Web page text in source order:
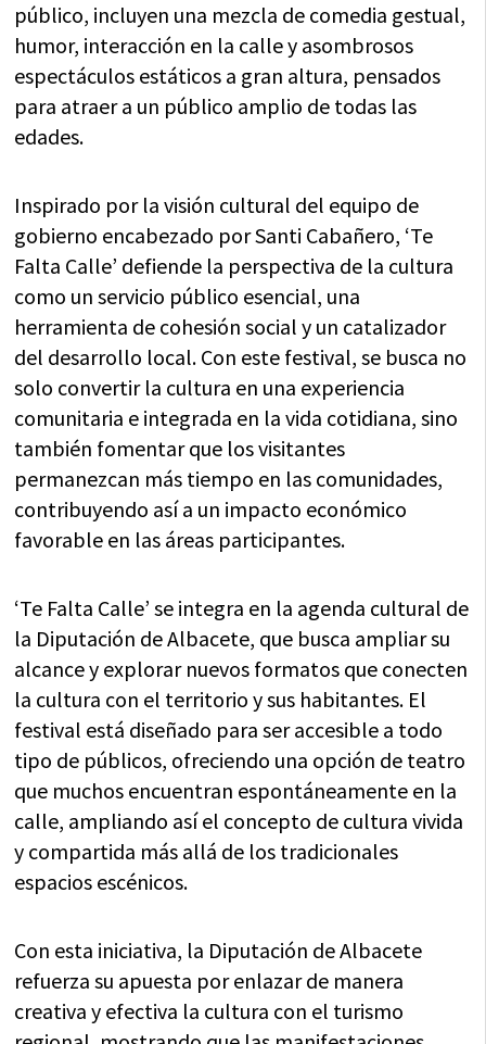
público, incluyen una mezcla de comedia gestual,
humor, interacción en la calle y asombrosos
espectáculos estáticos a gran altura, pensados
para atraer a un público amplio de todas las
edades.
Inspirado por la visión cultural del equipo de
gobierno encabezado por Santi Cabañero, ‘Te
Falta Calle’ defiende la perspectiva de la cultura
como un servicio público esencial, una
herramienta de cohesión social y un catalizador
del desarrollo local. Con este festival, se busca no
solo convertir la cultura en una experiencia
comunitaria e integrada en la vida cotidiana, sino
también fomentar que los visitantes
permanezcan más tiempo en las comunidades,
contribuyendo así a un impacto económico
favorable en las áreas participantes.
‘Te Falta Calle’ se integra en la agenda cultural de
la Diputación de Albacete, que busca ampliar su
alcance y explorar nuevos formatos que conecten
la cultura con el territorio y sus habitantes. El
festival está diseñado para ser accesible a todo
tipo de públicos, ofreciendo una opción de teatro
que muchos encuentran espontáneamente en la
calle, ampliando así el concepto de cultura vivida
y compartida más allá de los tradicionales
espacios escénicos.
Con esta iniciativa, la Diputación de Albacete
refuerza su apuesta por enlazar de manera
creativa y efectiva la cultura con el turismo